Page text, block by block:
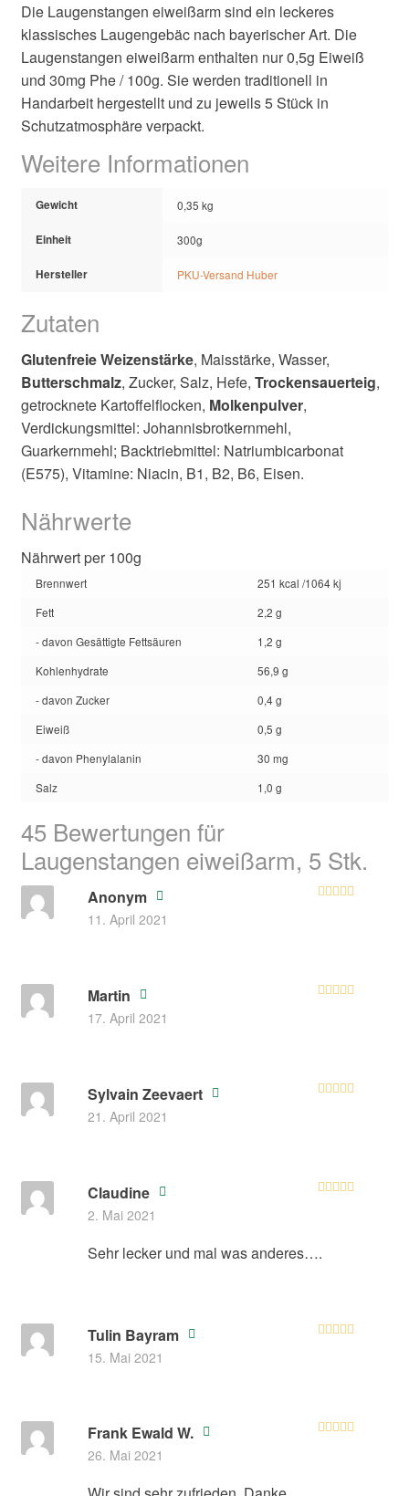
Die Laugenstangen eiweißarm sind ein leckeres
klassisches Laugengebäc nach bayerischer Art. Die
Laugenstangen eiweißarm enthalten nur 0,5g Eiweiß
und 30mg Phe / 100g. Sie werden traditionell in
Handarbeit hergestellt und zu jeweils 5 Stück in
Schutzatmosphäre verpackt.
Weitere Informationen
Gewicht 0,35 kg
Einheit 300g
Hersteller PKU-Versand Huber
Zutaten
Glutenfreie Weizenstärke, Maisstärke, Wasser,
Butterschmalz, Zucker, Salz, Hefe, Trockensauerteig,
getrocknete Kartoffelflocken, Molkenpulver,
Verdickungsmittel: Johannisbrotkernmehl,
Guarkernmehl; Backtriebmittel: Natriumbicarbonat
(E575), Vitamine: Niacin, B1, B2, B6, Eisen.
Nährwerte
Nährwert per 100g
Brennwert
251 kcal /1064 kj
Fett
2,2 g
- davon Gesättigte Fettsäuren
1,2 g
Kohlenhydrate
56,9 g
- davon Zucker
0,4 g
Eiweiß
0,5 g
- davon Phenylalanin
30 mg
Salz
1,0 g
45 Bewertungen für
Laugenstangen eiweißarm, 5 Stk.
Anonym
11. April 2021
Martin
17. April 2021
Sylvain Zeevaert
21. April 2021
Claudine
2. Mai 2021
Sehr lecker und mal was anderes….
Tulin Bayram
15. Mai 2021
Frank Ewald W.
26. Mai 2021